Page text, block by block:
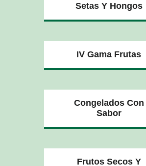
Setas Y Hongos
IV Gama Frutas
Congelados Con
Sabor
Frutos Secos Y